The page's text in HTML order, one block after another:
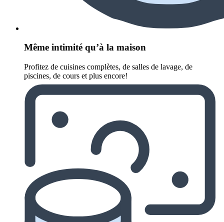
Même intimité qu’à la maison
Profitez de cuisines complètes, de salles de lavage, de
piscines, de cours et plus encore!